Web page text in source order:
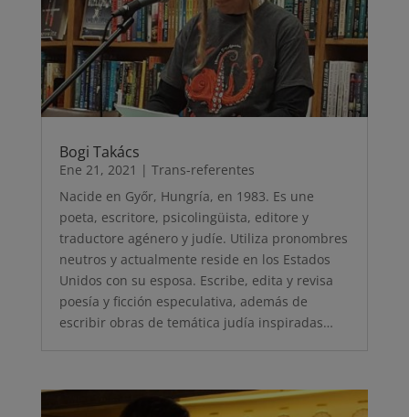
Bogi Takács
Ene 21, 2021 | Trans-referentes
Nacide en Győr, Hungría, en 1983. Es une
poeta, escritore, psicolingüista, editore y
traductore agénero y judíe. Utiliza pronombres
neutros y actualmente reside en los Estados
Unidos con su esposa. Escribe, edita y revisa
poesía y ficción especulativa, además de
escribir obras de temática judía inspiradas…